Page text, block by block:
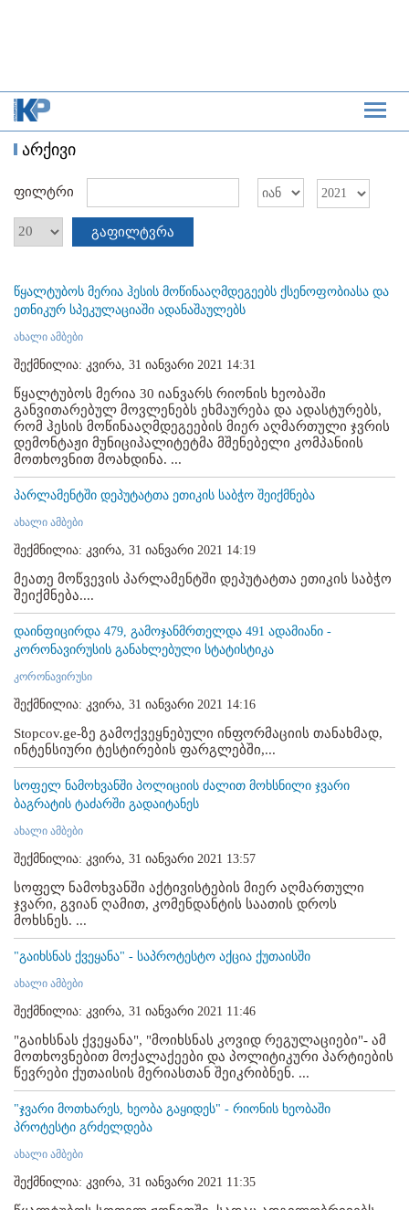
არქივი
ფილტრი
გაფილტვრა
წყალტუბოს მერია ჰესის მოწინააღმდეგეებს ქსენოფობიასა და
ეთნიკურ სპეკულაციაში ადანაშაულებს
ახალი ამბები
შექმნილია: კვირა, 31 იანვარი 2021 14:31
წყალტუბოს მერია 30 იანვარს რიონის ხეობაში
განვითარებულ მოვლენებს ეხმაურება და ადასტურებს,
რომ ჰესის მოწინააღმდეგეების მიერ აღმართული ჯვრის
დემონტაჟი მუნიციპალიტეტმა მშენებელი კომპანიის
მოთხოვნით მოახდინა. ...
პარლამენტში დეპუტატთა ეთიკის საბჭო შეიქმნება
ახალი ამბები
შექმნილია: კვირა, 31 იანვარი 2021 14:19
მეათე მოწვევის პარლამენტში დეპუტატთა ეთიკის საბჭო
შეიქმნება....
დაინფიცირდა 479, გამოჯანმრთელდა 491 ადამიანი -
კორონავირუსის განახლებული სტატისტიკა
კორონავირუსი
შექმნილია: კვირა, 31 იანვარი 2021 14:16
Stopcov.ge-ზე გამოქვეყნებული ინფორმაციის თანახმად,
ინტენსიური ტესტირების ფარგლებში,...
სოფელ ნამოხვანში პოლიციის ძალით მოხსნილი ჯვარი
ბაგრატის ტაძარში გადაიტანეს
ახალი ამბები
შექმნილია: კვირა, 31 იანვარი 2021 13:57
სოფელ ნამოხვანში აქტივისტების მიერ აღმართული
ჯვარი, გვიან ღამით, კომენდანტის საათის დროს
მოხსნეს. ...
"გაიხსნას ქვეყანა" - საპროტესტო აქცია ქუთაისში
ახალი ამბები
შექმნილია: კვირა, 31 იანვარი 2021 11:46
"გაიხსნას ქვეყანა", "მოიხსნას კოვიდ რეგულაციები"- ამ
მოთხოვნებით მოქალაქეები და პოლიტიკური პარტიების
წევრები ქუთაისის მერიასთან შეიკრიბნენ. ...
"ჯვარი მოთხარეს, ხეობა გაყიდეს" - რიონის ხეობაში
პროტესტი გრძელდება
ახალი ამბები
შექმნილია: კვირა, 31 იანვარი 2021 11:35